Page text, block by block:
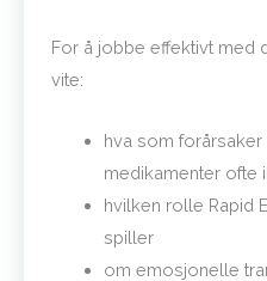
For å jobbe effektivt med
vite:
hva som
medikamenter ofte
hvilken rolle Rapid
spiller
om emosjonelle